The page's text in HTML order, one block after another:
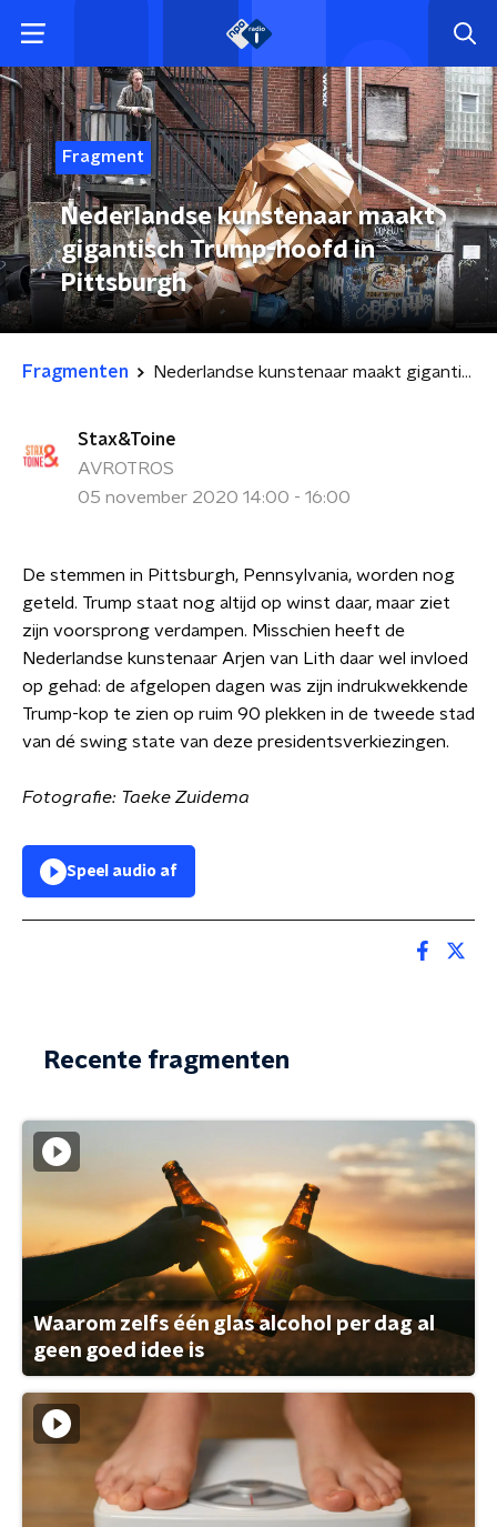
Fragment
Nederlandse kunstenaar maakt
gigantisch Trump-hoofd in
Pittsburgh
Fragmenten Nederlandse kunstenaar maakt gigantisch Trump-hoofd in Pittsburgh
Stax&Toine
AVROTROS
05 november 2020 14:00 - 16:00
De stemmen in Pittsburgh, Pennsylvania, worden nog
geteld. Trump staat nog altijd op winst daar, maar ziet
zijn voorsprong verdampen. Misschien heeft de
Nederlandse kunstenaar Arjen van Lith daar wel invloed
op gehad: de afgelopen dagen was zijn indrukwekkende
Trump-kop te zien op ruim 90 plekken in de tweede stad
van dé swing state van deze presidentsverkiezingen.
Fotografie: Taeke Zuidema
Speel audio af
Recente fragmenten
Waarom zelfs één glas alcohol per dag al
geen goed idee is